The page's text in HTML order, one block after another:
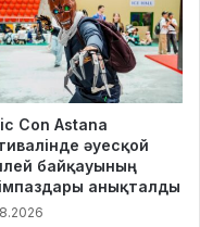
Con Astana
әуесқой
байқауының
анықталды